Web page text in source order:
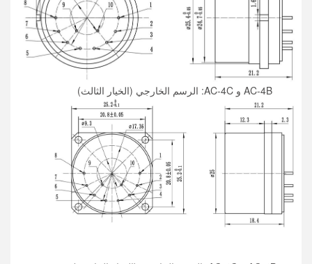
AC-4B و AC-4C: الرسم الخارجي (الخيار الثالث)